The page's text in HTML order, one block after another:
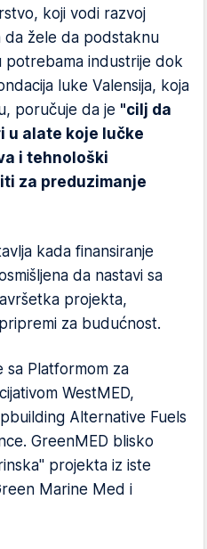
koji vodi razvoj
da žele da podstaknu
potrebama industrije dok
luke Valensija, koja
poručuje da je "cilj da
u alate koje lučke
i tehnološki
za preduzimanje
kada finansiranje
da nastavi sa
projekta,
za budućnost.
sa Platformom za
WestMED,
Alternative Fuels
GreenMED blisko
projekta iz iste
Marine Med i